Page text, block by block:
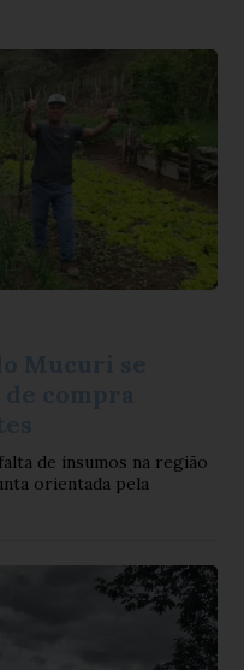
de insumos na região
orientada pela